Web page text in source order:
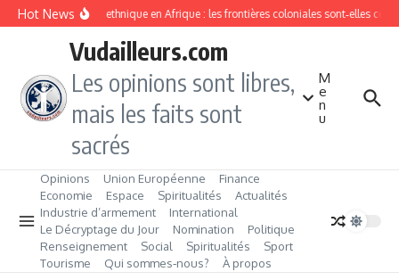
Aller au contenu
Hot NewsDivision ethnique en Afrique : les frontières coloniales sont‑elles
Vudailleurs.com
Les opinions sont libres,
mais les faits sont
sacrés
M
e
n
u
Opinions Union Européenne
Finance
Economie
Espace Spiritualités
Actualités
Industrie d’armement
International
Le Décryptage du Jour
Nomination
Politique
Renseignement
Social Spiritualités
Sport
Tourisme
Qui sommes‑nous? À propos